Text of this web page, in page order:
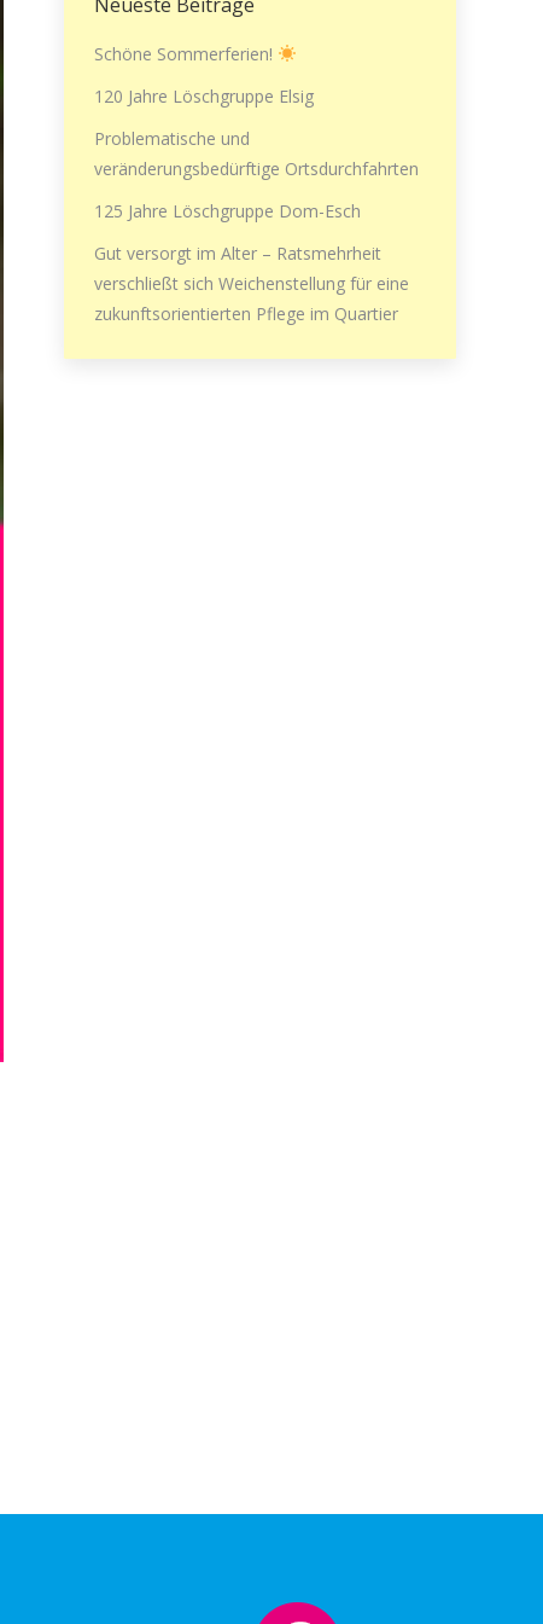
Schöne Sommerferien!
120 Jahre Löschgruppe Elsig
Problematische und
veränderungsbedürftige Ortsdurchfahrten
125 Jahre Löschgruppe Dom-Esch
Gut versorgt im Alter – Ratsmehrheit
verschließt sich Weichenstellung für eine
zukunftsorientierten Pflege im Quartier